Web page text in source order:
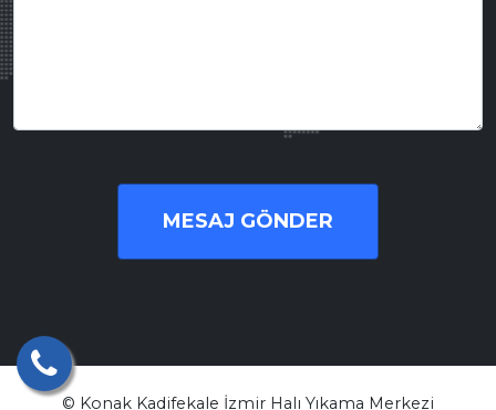
MESAJ GÖNDER
© Konak Kadifekale İzmir Halı Yıkama Merkezi